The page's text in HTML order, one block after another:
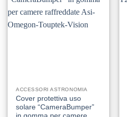
ACCESSORI ASTRONOMIA
Cover protettiva uso
solare “CameraBumper”